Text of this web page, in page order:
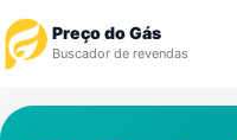
Preço do Gás
Buscador de revendas